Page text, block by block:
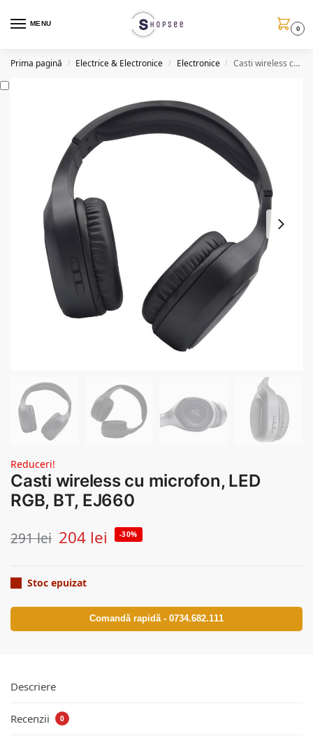
MENU
0
Prima pagină / Electrice & Electronice / Electronice / Casti wireless cu microfon, LED RGB, BT, EJ660
Reduceri!
Casti wireless cu microfon, LED
RGB, BT, EJ660
291lei 204 lei -30%
Stoc epuizat
Comandă rapidă - 0734.682.111
Descriere
Recenzii 0